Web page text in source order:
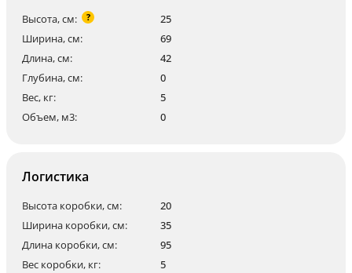
Высота, см: ?
25
Ширина, см:
69
Длина, см:
42
Глубина, см:
0
Вес, кг:
5
Объем, м3:
0
Логистика
Высота коробки, см:
20
Ширина коробки, см:
35
Длина коробки, см:
95
Вес коробки, кг:
5